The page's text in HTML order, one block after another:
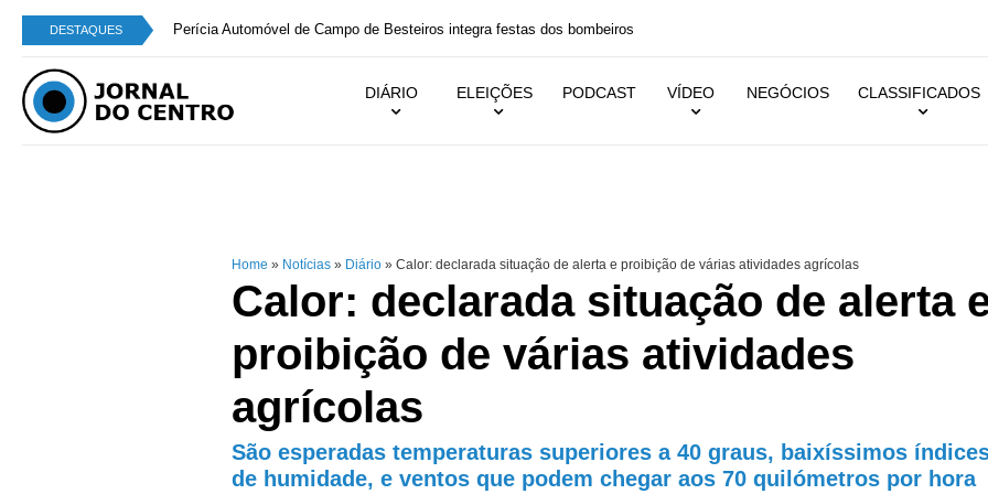
DESTAQUES Perícia Automóvel de Campo de Besteiros integra festas dos bombeiros
DIÁRIO ELEIÇÕES PODCAST VÍDEO NEGÓCIOS CLASSIFICADOS
Home » Notícias » Diário » Calor: declarada situação de alerta e proibição de várias atividades agrícolas
Calor: declarada situação de alerta
proibição de várias atividades
agrícolas
São esperadas temperaturas superiores a 40 graus, baixíssimos
de humidade, e ventos que podem chegar aos 70 quilómetros por hora